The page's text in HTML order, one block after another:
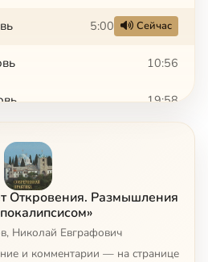
5:00 Сейчас
10:56
19:58
церковь
о семи церквах 9:57
Откровения. Размышления
Николай Евграфович
и комментарии — на странице